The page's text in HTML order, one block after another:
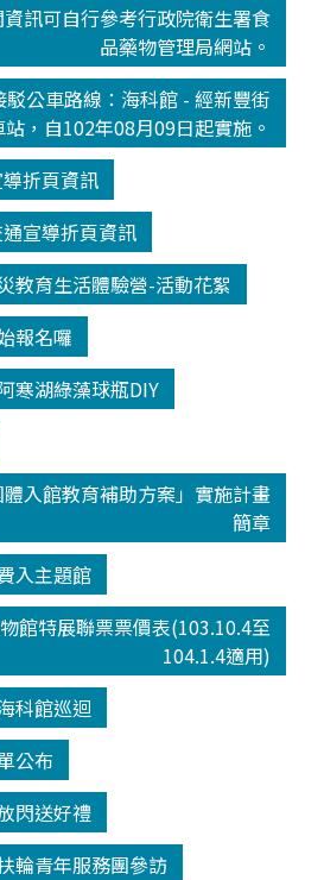
訊可自行參考行政院衛生署食
品藥物管理局網站。
公車路線：海科館 - 經新豐街
，自102年08月09日起實施。
折頁資訊
宣導折頁資訊
教育生活體驗營-活動花絮
報名囉
湖綠藻球瓶DIY
入館教育補助方案」實施計畫
簡章
入主題館
館特展聯票票價表(103.10.4至
104.1.4適用)
科館巡迴
公布
閃送好禮
輪青年服務團參訪